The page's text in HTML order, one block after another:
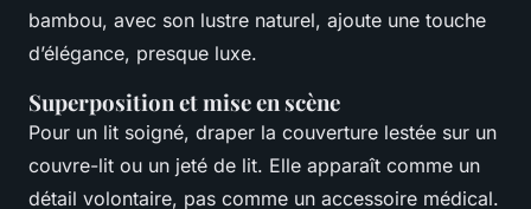
bambou, avec son lustre naturel, ajoute une touche
d’élégance, presque luxe.
Superposition et mise en scène
Pour un lit soigné, draper la couverture lestée sur un
couvre-lit ou un jeté de lit. Elle apparaît comme un
détail volontaire, pas comme un accessoire médical.